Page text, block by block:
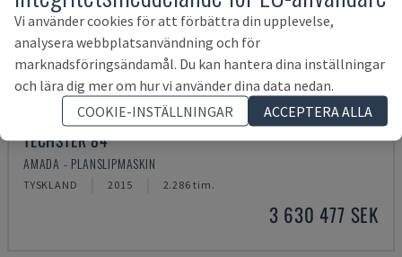
TECHSTER 84
AMADA - PLANSLIPMASKIN
TYSKLAND 2015 2.286 tim.
3 630 477 SEK
Vi använder cookies för att förbättra din upplevelse,
analysera webbplatsanvändning och för
marknadsföringsändamål. Du kan hantera dina inställningar
och lära dig mer om hur vi använder dina data nedan.
COOKIE-INSTÄLLNINGAR
ACCEPTERA ALLA